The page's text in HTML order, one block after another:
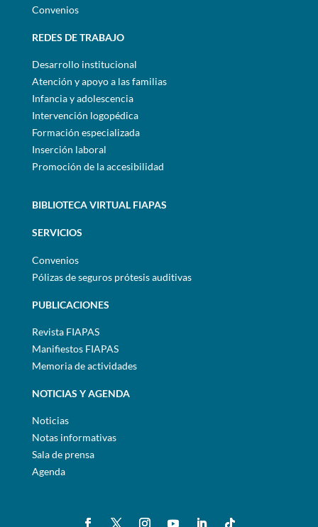
Convenios
REDES DE TRABAJO
Desarrollo institucional
Atención y apoyo a las familias
Infancia y adolescencia
Intervención logopédica
Formación especializada
Inserción laboral
Promoción de la accesibilidad
BIBLIOTECA VIRTUAL FIAPAS
SERVICIOS
Convenios
Pólizas de seguros prótesis auditivas
PUBLICACIONES
Revista FIAPAS
Manifiestos FIAPAS
Memoria de actividades
NOTICIAS Y AGENDA
Noticias
Notas informativas
Sala de prensa
Agenda